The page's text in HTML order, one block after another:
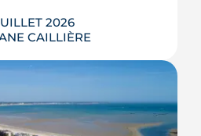
2026
CAILLIÈRE